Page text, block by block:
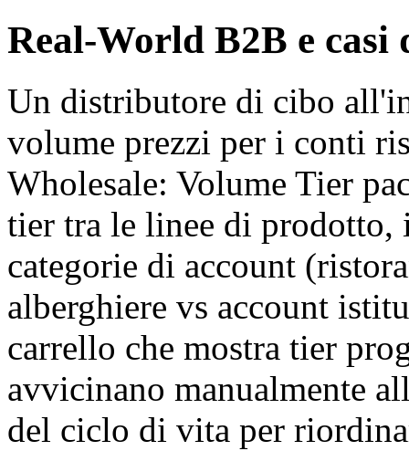
Real-World B2B e casi
Un distributore di cibo
volume prezzi per i conti
Wholesale: Volume Tier
tier tra le linee di prodotto,
categorie di account
alberghiere vs account
carrello che mostra tier
avvicinano manualmente
del ciclo di vita per